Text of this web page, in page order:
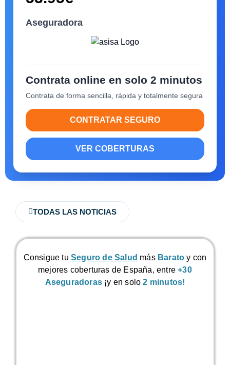
Aseguradora
Contrata online en solo 2 minutos
Contrata de forma sencilla, rápida y totalmente segura
CONTRATAR SEGURO
VER COBERTURAS
TODAS LAS NOTICIAS
Consigue tu Seguro de Salud más Barato y con
mejores coberturas de España, entre+30
Aseguradoras ¡y en solo2 minutos!